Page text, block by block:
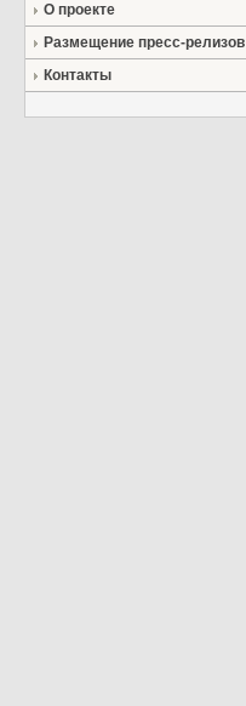
О проекте
Размещение пресс-релизов
Контакты